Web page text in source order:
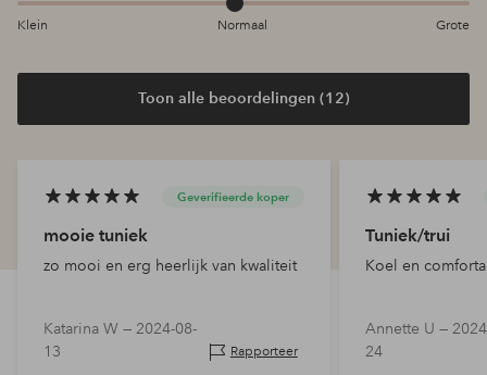
Klein Normaal Grote
Toon alle beoordelingen (12)
Geverifieerde koper
mooie tuniek
zo mooi en erg heerlijk van kwaliteit
Katarina W — 2024-08-
13
Rapporteer
Tuniek/trui
Koel en
Annette U —
24